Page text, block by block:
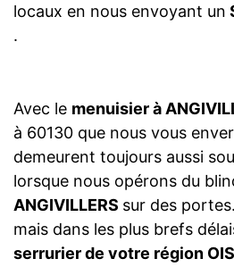
locaux en nous envoyant un
.
Avec le menuisier à
à 60130 que nous vous
demeurent toujours aussi
lorsque nous opérons du
ANGIVILLERS sur des
mais dans les plus brefs
serrurier de votre région